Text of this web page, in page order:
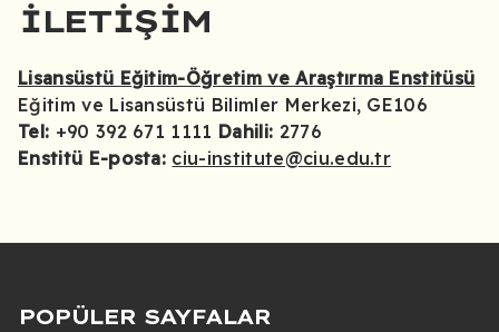
İLETIŞIM
Lisansüstü Eğitim-Öğretim ve Araştırma Enstitüsü
Eğitim ve Lisansüstü Bilimler Merkezi, GE106
Tel: +90 392 671 1111 Dahili: 2776
Enstitü E-posta: ciu-institute@ciu.edu.tr
POPÜLER SAYFALAR